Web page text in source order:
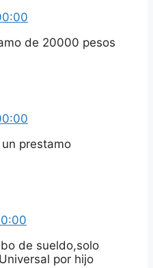
de 20000 pesos
prestamo
de sueldo,solo
por hijo